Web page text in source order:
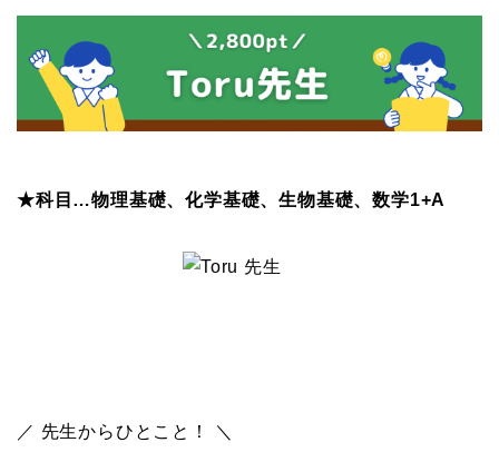
★科目…物理基礎、化学基礎、生物基礎、数学1+A
／ 先生からひとこと！ ＼